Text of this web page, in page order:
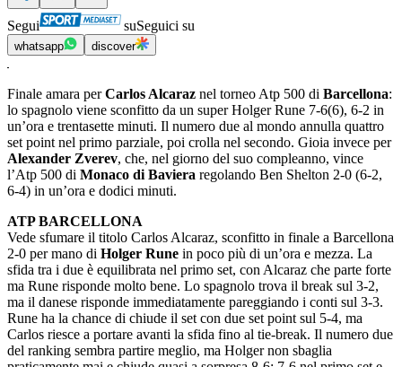
Segui suSeguici su
whatsapp discover
Finale amara perCarlos Alcaraz nel torneo Atp 500 di Barcellona:
lo spagnolo viene sconfitto da un super Holger Rune 7-6(6), 6-2 in
un’ora e trentasette minuti. Il numero due al mondo annulla quattro
set point nel primo parziale, poi crolla nel secondo. Gioia invece per
Alexander Zverev, che, nel giorno del suo compleanno, vince
l’Atp 500 di Monaco di Baviera regolando Ben Shelton 2-0 (6-2,
6-4) in un’ora e dodici minuti.
ATP BARCELLONA
Vede sfumare il titolo Carlos Alcaraz, sconfitto in finale a Barcellona
2-0 per mano di Holger Rune in poco più di un’ora e mezza. La
sfida tra i due è equilibrata nel primo set, con Alcaraz che parte forte
ma Rune risponde molto bene. Lo spagnolo trova il break sul 3-2,
ma il danese risponde immediatamente pareggiando i conti sul 3-3.
Rune ha la chance di chiude il set con due set point sul 5-4, ma
Carlos riesce a portare avanti la sfida fino al tie-break. Il numero due
del ranking sembra partire meglio, ma Holger non sbaglia